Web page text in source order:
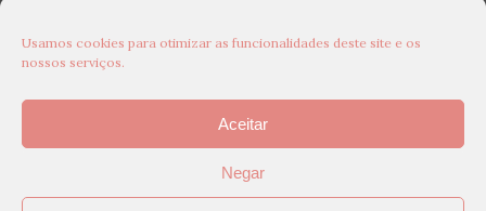
Usamos cookies para otimizar as funcionalidades deste site e os
nossos serviços.
Aceitar
Negar